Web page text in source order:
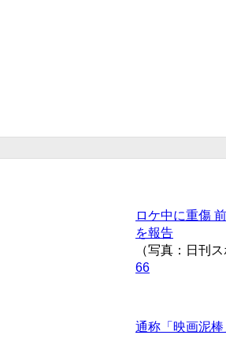
ロケ中に重傷
を報告
（写真：日刊ス
66
通称「映画泥